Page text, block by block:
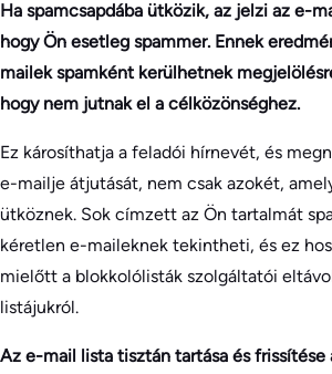
Ha spamcsapdába ütközik, az jelzi az e-
hogy Ön esetleg spammer. Ennek
mailek spamként kerülhetnek
hogy nem jutnak el a célközönséghez.
Ez károsíthatja a feladói hírnevét, és
e-mailje átjutását, nem csak azokét,
ütköznek. Sok címzett az Ön tartalmát
kéretlen e-maileknek tekintheti, és ez
mielőtt a blokkolólisták szolgáltatói
listájukról.
Az e-mail lista tisztán tartása és frissítése